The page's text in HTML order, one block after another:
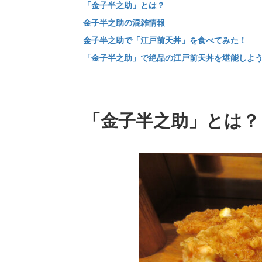
「金子半之助」とは？
金子半之助の混雑情報
金子半之助で「江戸前天丼」を食べてみた！
「金子半之助」で絶品の江戸前天丼を堪能しよ
「金子半之助」とは？